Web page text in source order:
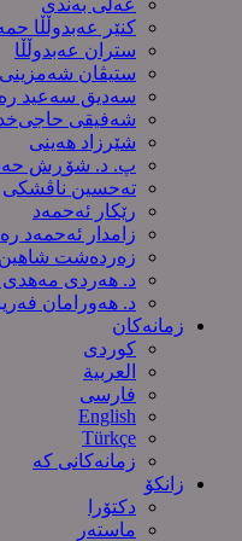
کنێر عەبدوڵڵا
ستران عەبدوڵڵا
ستیڤان شەمزینی
سەدیق سەعید
شه‌فیقی
شێرزاد هەینی
پ. د. شۆڕش
تەحسین ناڤشکی
رێکار ئەحمەد
زامدار ئەحمەد
زه‌رده‌شت شاهین
د. هەردی مەهدی
د. هەورامان
زمانەکان
کوردی
العربیة
فارسی
English
Türkçe
زمانەکانی کە
زانکۆ
دکتۆرا
ماستەر